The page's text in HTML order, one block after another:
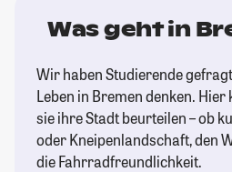
Was geht in
Wir haben Studierende
Leben in Bremen denken. Hier
sie ihre Stadt beurteilen – ob
oder Kneipenlandschaft, den
die Fahrradfreundlichkeit.